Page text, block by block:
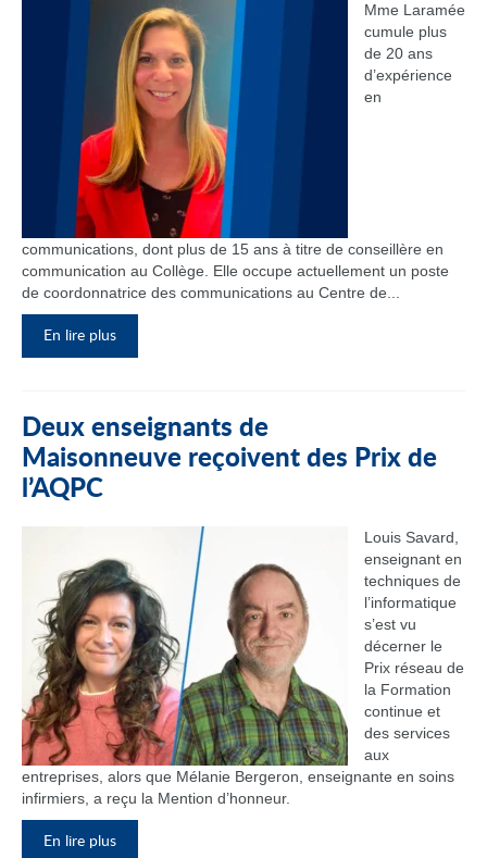
Mme Laramée
cumule plus
de 20 ans
d’expérience
en
communications, dont plus de 15 ans à titre de conseillère en
communication au Collège. Elle occupe actuellement un poste
de coordonnatrice des communications au Centre de...
En lire plus
Deux enseignants de
Maisonneuve reçoivent des Prix de
l’AQPC
Louis Savard,
enseignant en
techniques de
l’informatique
s’est vu
décerner le
Prix réseau de
la Formation
continue et
des services
aux
entreprises, alors que Mélanie Bergeron, enseignante en soins
infirmiers, a reçu la Mention d’honneur.
En lire plus